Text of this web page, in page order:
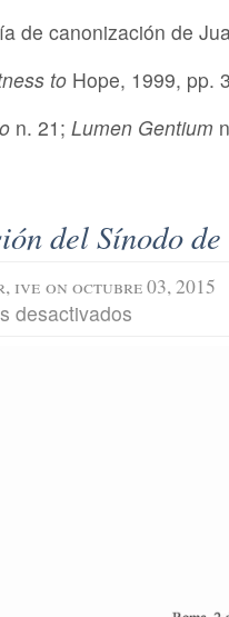
de canonización de
to Hope, 1999, pp.
n. 21; Lumen Gentium
del Sínodo
ive on octubre 03, 2015
desactivados